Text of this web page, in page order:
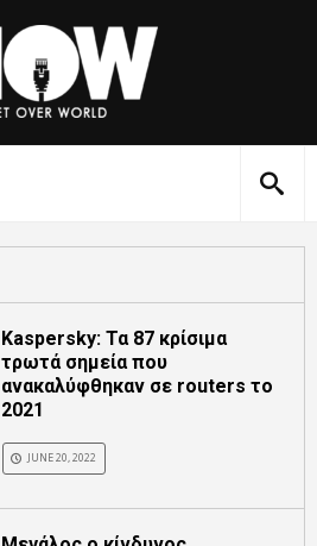
Kaspersky: Τα 87 κρίσιμα
τρωτά σημεία που
ανακαλύφθηκαν σε routers το
2021
JUNE 20, 2022